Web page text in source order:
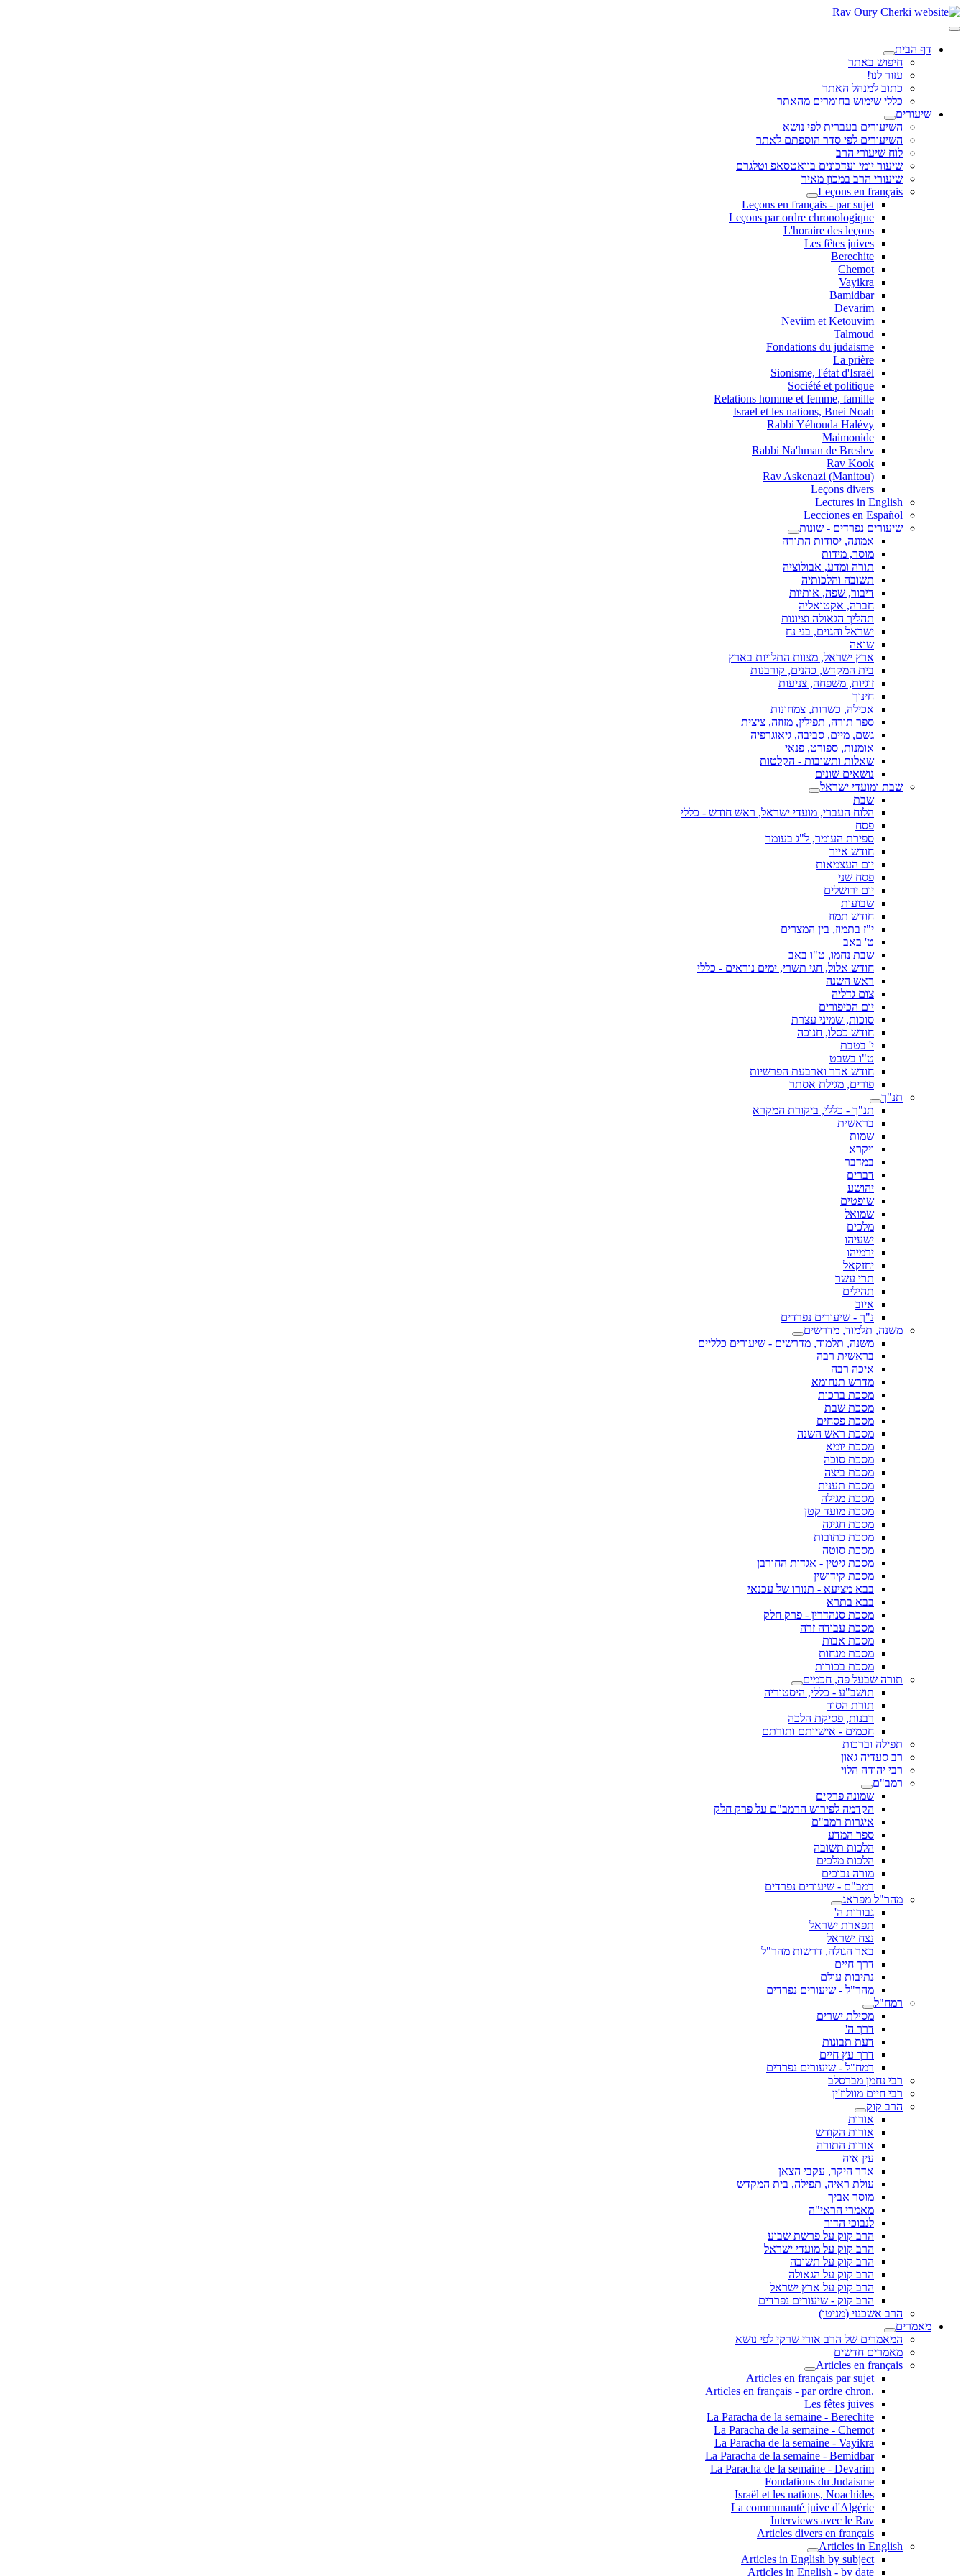
דף הבית
חיפוש באתר
עזור לנו!
כתוב למנהל האתר
כללי שימוש בחומרים מהאתר
שיעורים
השיעורים בעברית לפי נושא
השיעורים לפי סדר הוספתם לאתר
לוח שיעורי הרב
שיעור יומי ועדכונים בוואטסאפ וטלגרם
שיעורי הרב במכון מאיר
Leçons en français
Leçons en français - par sujet
Leçons par ordre chronologique
L'horaire des leçons
Les fêtes juives
Berechite
Chemot
Vayikra
Bamidbar
Devarim
Neviim et Ketouvim
Talmoud
Fondations du judaisme
La prière
Sionisme, l'état d'Israël
Société et politique
Relations homme et femme, famille
Israel et les nations, Bnei Noah
Rabbi Yéhouda Halévy
Maimonide
Rabbi Na'hman de Breslev
Rav Kook
(Rav Askenazi (Manitou
Leçons divers
Lectures in English
Lecciones en Español
שיעורים נפרדים - שונות
אמונה, יסודות התורה
מוסר, מידות
תורה ומדע, אבולוציה
תשובה והלכותיה
דיבור, שפה, אותיות
חברה, אקטואליה
תהליך הגאולה וציונות
ישראל והגוים, בני נח
שואה
ארץ ישראל, מצוות התלויות בארץ
בית המקדש, כהנים, קורבנות
זוגיות, משפחה, צניעות
חינוך
אכילה, כשרות, צמחונות
ספר תורה, תפילין, מזוזה, ציצית
גשם, מיים, סביבה, גיאוגרפיה
אומנות, ספורט, פנאי
שאלות ותשובות - הקלטות
נושאים שונים
שבת ומועדי ישראל
שבת
הלוח העברי, מועדי ישראל, ראש חודש - כללי
פסח
ספירת העומר, ל"ג בעומר
חודש אייר
יום העצמאות
פסח שני
יום ירושלים
שבועות
חודש תמוז
י"ז בתמוז, בין המצרים
ט' באב
שבת נחמו, ט"ו באב
חודש אלול, חגי תשרי, ימים נוראים - כללי
ראש השנה
צום גדליה
יום הכיפורים
סוכות, שמיני עצרת
חודש כסלו, חנוכה
י' בטבת
ט"ו בשבט
חודש אדר וארבעת הפרשיות
פורים, מגילת אסתר
תנ"ך
תנ"ך - כללי, ביקורת המקרא
בראשית
שמות
ויקרא
במדבר
דברים
יהושע
שופטים
שמואל
מלכים
ישעיהו
ירמיהו
יחזקאל
תרי עשר
תהילים
איוב
נ"ך - שיעורים נפרדים
משנה, תלמוד, מדרשים
משנה, תלמוד, מדרשים - שיעורים כלליים
בראשית רבה
איכה רבה
מדרש תנחומא
מסכת ברכות
מסכת שבת
מסכת פסחים
מסכת ראש השנה
מסכת יומא
מסכת סוכה
מסכת ביצה
מסכת תענית
מסכת מגילה
מסכת מועד קטן
מסכת חגיגה
מסכת כתובות
מסכת סוטה
מסכת גיטין - אגדות החורבן
מסכת קידושין
בבא מציעא - תנורו של עכנאי
בבא בתרא
מסכת סנהדרין - פרק חלק
מסכת עבודה זרה
מסכת אבות
מסכת מנחות
מסכת בכורות
תורה שבעל פה, חכמים
תושב"ע - כללי, היסטוריה
תורת הסוד
רבנות, פסיקת הלכה
חכמים - אישיותם ותורתם
תפילה וברכות
רב סעדיה גאון
רבי יהודה הלוי
רמב"ם
שמונה פרקים
הקדמה לפירוש הרמב"ם על פרק חלק
איגרות רמב"ם
ספר המדע
הלכות תשובה
הלכות מלכים
מורה נבוכים
רמב"ם - שיעורים נפרדים
מהר"ל מפראג
גבורות ה'
תפארת ישראל
נצח ישראל
באר הגולה, דרשות מהר"ל
דרך חיים
נתיבות עולם
מהר"ל - שיעורים נפרדים
רמח"ל
מסילת ישרים
דרך ה'
דעת תבונות
דרך עץ חיים
רמח"ל - שיעורים נפרדים
רבי נחמן מברסלב
רבי חיים מוולוז'ין
הרב קוק
אורות
אורות הקודש
אורות התורה
עין איה
אדר היקר, עקבי הצאן
עולת ראיה, תפילה, בית המקדש
מוסר אביך
מאמרי הראי"ה
לנבוכי הדור
הרב קוק על פרשת שבוע
הרב קוק על מועדי ישראל
הרב קוק על תשובה
הרב קוק על הגאולה
הרב קוק על ארץ ישראל
הרב קוק - שיעורים נפרדים
הרב אשכנזי (מניטו)
מאמרים
המאמרים של הרב אורי שרקי לפי נושא
מאמרים חדשים
Articles en français
Articles en français par sujet
.Articles en français - par ordre chron
Les fêtes juives
La Paracha de la semaine - Berechite
La Paracha de la semaine - Chemot
La Paracha de la semaine - Vayikra
La Paracha de la semaine - Bemidbar
La Paracha de la semaine - Devarim
Fondations du Judaisme
Israël et les nations, Noachides
La communauté juive d'Algérie
Interviews avec le Rav
Articles divers en français
Articles in English
Articles in English by subject
Articles in English - by date